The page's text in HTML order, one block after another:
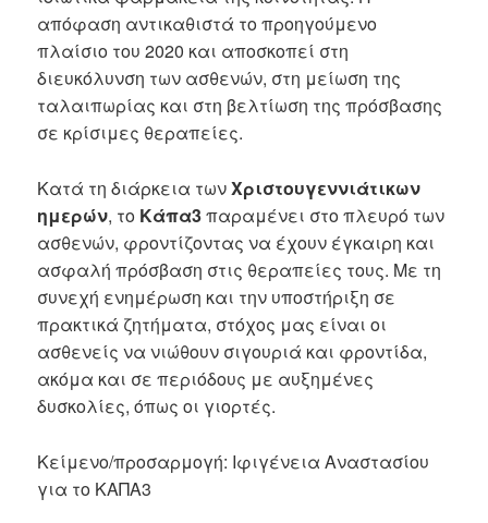
απόφαση αντικαθιστά το προηγούμενο
πλαίσιο του 2020 και αποσκοπεί στη
διευκόλυνση των ασθενών, στη μείωση της
ταλαιπωρίας και στη βελτίωση της πρόσβασης
σε κρίσιμες θεραπείες.
Κατά τη διάρκεια τωνΧριστουγεννιάτικων
ημερών, το Κάπα3παραμένει στο πλευρό των
ασθενών, φροντίζοντας να έχουν έγκαιρη και
ασφαλή πρόσβαση στις θεραπείες τους. Με τη
συνεχή ενημέρωση και την υποστήριξη σε
πρακτικά ζητήματα, στόχος μας είναι οι
ασθενείς να νιώθουν σιγουριά και φροντίδα,
ακόμα και σε περιόδους με αυξημένες
δυσκολίες, όπως οι γιορτές.
Κείμενο/προσαρμογή: Ιφιγένεια Αναστασίου
για το ΚΑΠΑ3